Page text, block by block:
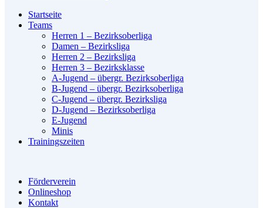
Startseite
Teams
Herren 1 – Bezirksoberliga
Damen – Bezirksliga
Herren 2 – Bezirksliga
Herren 3 – Bezirksklasse
A-Jugend – übergr. Bezirksoberliga
B-Jugend – übergr. Bezirksoberliga
C-Jugend – übergr. Bezirksliga
D-Jugend – Bezirksoberliga
E-Jugend
Minis
Trainingszeiten
Förderverein
Onlineshop
Kontakt